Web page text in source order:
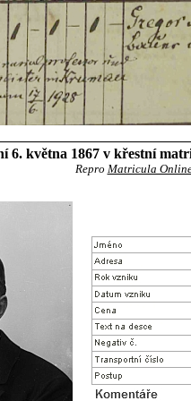
6. května 1867 v křestní
Repro Matricula